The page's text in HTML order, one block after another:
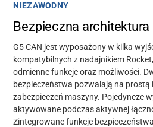
NIEZAWODNY
Bezpieczna architektura
G5 CAN jest wyposażony w kilka
kompatybilnych z nadajnikiem
odmienne funkcje oraz możliwości.
bezpieczeństwa pozwalają na prostą
zabezpieczeń maszyny. Pojedyncze
aktywowane podczas aktywnej
Zintegrowane funkcje